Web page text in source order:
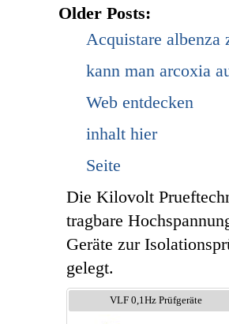
Older Posts:
Acquistare albenza
kann man arcoxia
Web entdecken
inhalt hier
Seite
Die Kilovolt
tragbare
Geräte zur
gelegt.
VLF 0,1Hz Prüfgeräte